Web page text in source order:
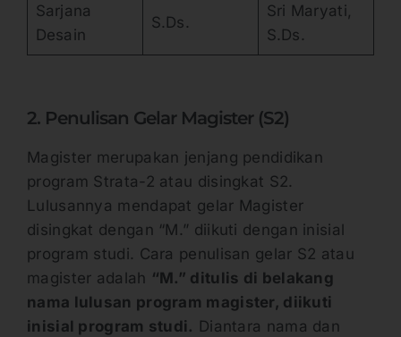
Sarjana
Desain
S.Ds.
Sri Maryati,
S.Ds.
2. Penulisan Gelar Magister (S2)
Magister merupakan jenjang pendidikan
program Strata-2 atau disingkat S2.
Lulusannya mendapat gelar Magister
disingkat dengan “M.” diikuti dengan inisial
program studi. Cara penulisan gelar S2 atau
magister adalah “M.” ditulis di belakang
nama lulusan program magister, diikuti
inisial program studi. Diantara nama dan